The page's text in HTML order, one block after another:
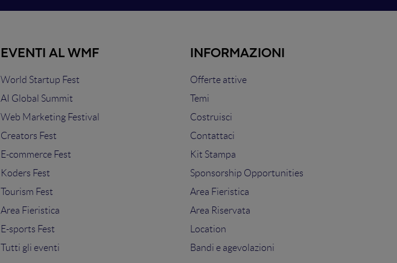
EVENTI AL WMF
World Startup Fest
AI Global Summit
Web Marketing Festival
Creators Fest
E-commerce Fest
Koders Fest
Tourism Fest
Area Fieristica
E-sports Fest
Tutti gli eventi
INFORMAZIONI
Offerte attive
Temi
Costruisci
Contattaci
Kit Stampa
Sponsorship Opportunities
Area Fieristica
Area Riservata
Location
Bandi e agevolazioni